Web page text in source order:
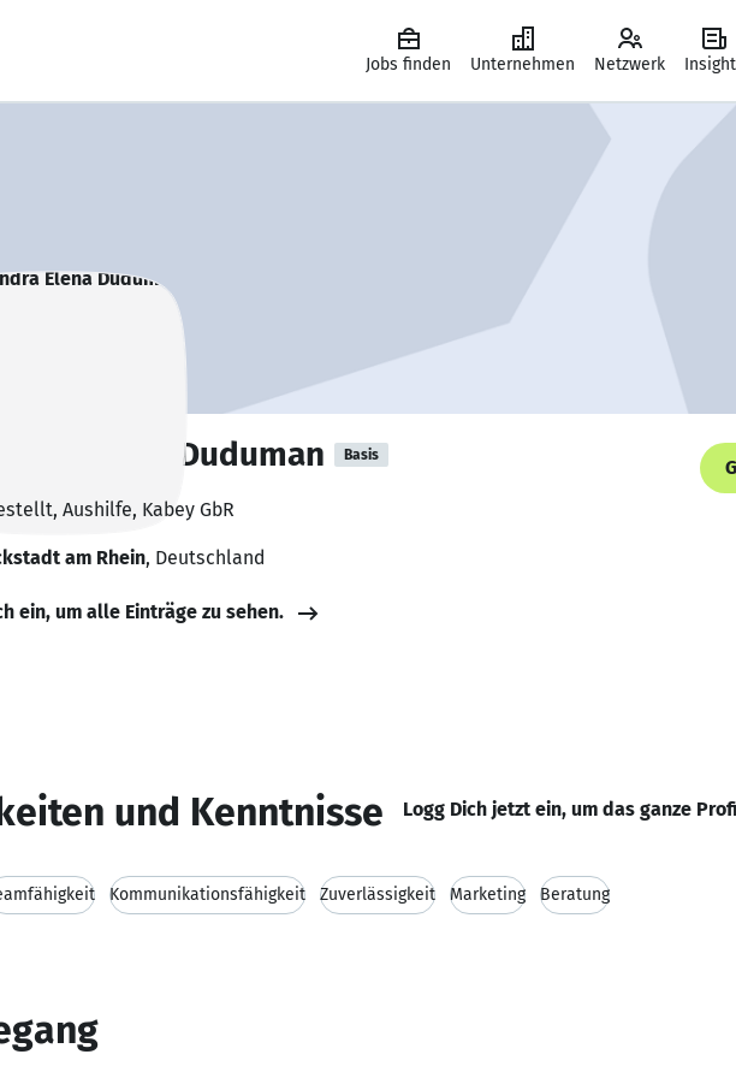
Jobs finden Unternehmen Netzwerk
Elena Duduman Basis
Aushilfe, Kabey GbR
am Rhein, Deutschland
ein, um alle Einträge zu sehen.
und Kenntnisse Logg Dich jetzt ein, um das ganze
Kommunikationsfähigkeit Zuverlässigkeit Marketing Beratung